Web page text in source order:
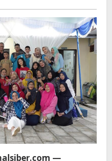
Pernah
Absen
Mendukung
Yayasan
YPAC
Pangkalpinang
—